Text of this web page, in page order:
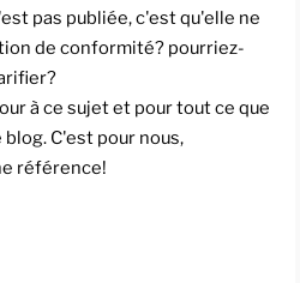
pas publiée, c'est qu'elle ne
de conformité? pourriez-
à ce sujet et pour tout ce que
C'est pour nous,
référence!